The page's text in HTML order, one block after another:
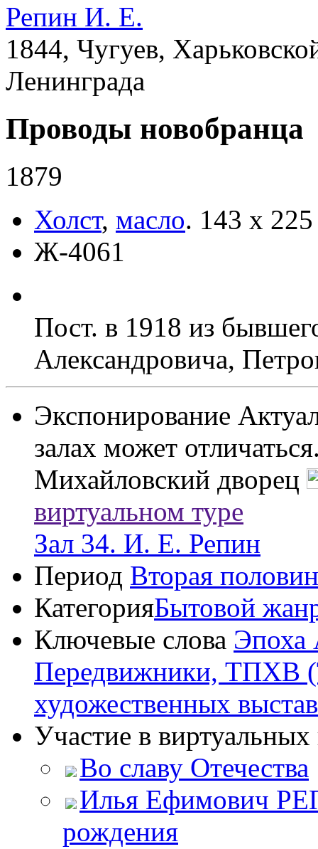
Репин И. Е.
1844, Чугуев,
Ленинграда
Проводы новобранца
1879
Холст, масло. 143 х 225
Ж-4061
Пост. в 1918 из
Александровича,
Экспонирование
залах может
Михайловский дворец
виртуальном туре
Зал 34. И. Е. Репин
Период Вторая
КатегорияБытовой
Ключевые слова Эпоха
Передвижники, ТПХВ
художественных
Участие в
Во славу Отечества
Илья Ефимович
рождения